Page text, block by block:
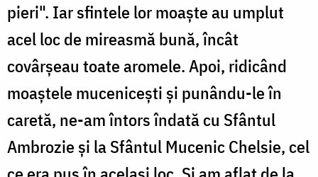
pieri". Iar sfintele lor moaşte au umplut
acel loc de mireasmă bună, încât
covârşeau toate aromele. Apoi, ridicând
moaştele muceniceşti şi punându-le în
caretă, ne-am întors îndată cu Sfântul
Ambrozie şi la Sfântul Mucenic Chelsie, cel